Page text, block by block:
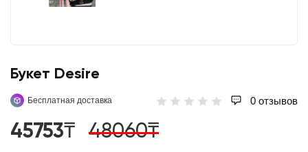
Букет Desire
Бесплатная доставка 0 отзывов
45753₸ 48060₸